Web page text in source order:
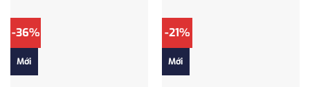
-36%
Mới
-21%
Mới